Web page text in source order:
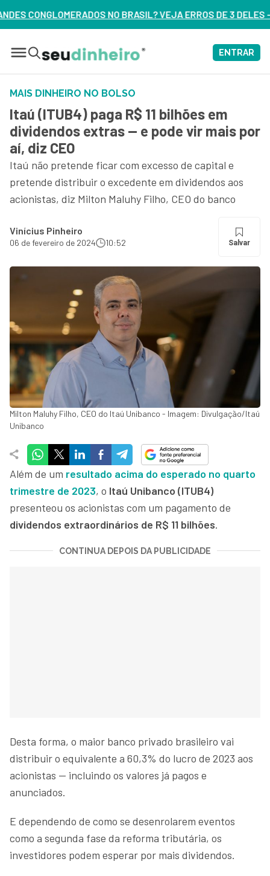
VEJA ERROS DE 3 DELES – ASSISTA AGORA
ENTRAR
MAIS DINHEIRO NO BOLSO
Itaú (ITUB4) paga R$ 11 bilhões em
dividendos extras — e pode vir mais por
aí, diz CEO
Itaú não pretende ficar com excesso de capital e
pretende distribuir o excedente em dividendos aos
acionistas, diz Milton Maluhy Filho, CEO do banco
Vinícius Pinheiro
06 de fevereiro de 2024 10:52 Salvar
Milton Maluhy Filho, CEO do Itaú Unibanco - Imagem: Divulgação/Itaú
Unibanco
Além de um resultado acima do esperado no quarto
trimestre de 2023, o Itaú Unibanco (ITUB4)
presenteou os acionistas com um pagamento de
dividendos extraordinários de R$ 11 bilhões.
CONTINUA DEPOIS DA PUBLICIDADE
Desta forma, o maior banco privado brasileiro vai
distribuir o equivalente a 60,3% do lucro de 2023 aos
acionistas — incluindo os valores já pagos e
anunciados.
E dependendo de como se desenrolarem eventos
como a segunda fase da reforma tributária, os
investidores podem esperar por mais dividendos.